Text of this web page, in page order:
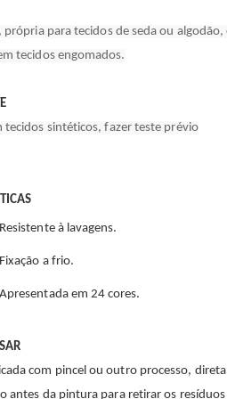
própria para tecidos de seda ou
tecidos engomados.
tecidos sintéticos, fazer teste prévio
Resistente à lavagens.
Fixação a frio.
Apresentada em 24 cores.
com pincel ou outro processo,
antes da pintura para retirar os